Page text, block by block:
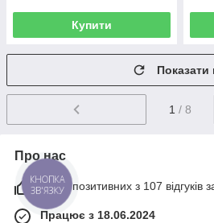
Купити
Показати
1 / 8
Про нас
100% позитивних з 107 відгуків
Працює з 18.06.2024
КНОПКА
ЗВ'ЯЗКУ